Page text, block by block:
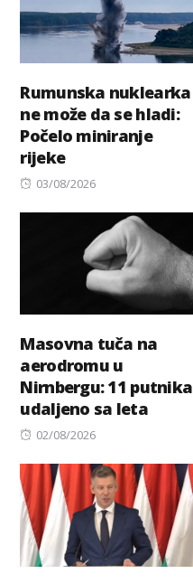
Rumunska nuklearka
ne može da se hladi:
Počelo miniranje
rijeke
Posted
03/08/2026
Masovna tuča na
aerodromu u
Nirnbergu: 11 putnika
udaljeno sa leta
Posted
02/08/2026